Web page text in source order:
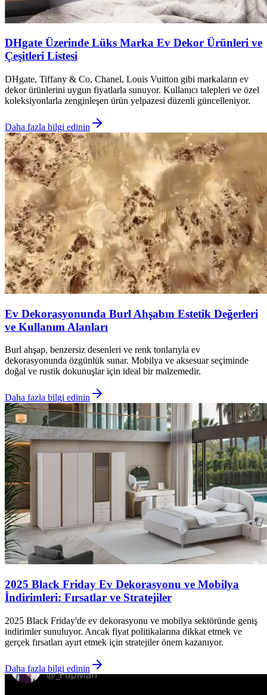
DHgate Üzerinde Lüks Marka Ev Dekor Ürünleri ve
Çeşitleri Listesi
DHgate, Tiffany & Co, Chanel, Louis Vuitton gibi markaların ev
dekor ürünlerini uygun fiyatlarla sunuyor. Kullanıcı talepleri ve özel
koleksiyonlarla zenginleşen ürün yelpazesi düzenli güncelleniyor.
Daha fazla bilgi edinin
Ev Dekorasyonunda Burl Ahşabın Estetik Değerleri
ve Kullanım Alanları
Burl ahşap, benzersiz desenleri ve renk tonlarıyla ev
dekorasyonunda özgünlük sunar. Mobilya ve aksesuar seçiminde
doğal ve rustik dokunuşlar için ideal bir malzemedir.
Daha fazla bilgi edinin
2025 Black Friday Ev Dekorasyonu ve Mobilya
İndirimleri: Fırsatlar ve Stratejiler
2025 Black Friday'de ev dekorasyonu ve mobilya sektöründe geniş
indirimler sunuluyor. Ancak fiyat politikalarına dikkat etmek ve
gerçek fırsatları ayırt etmek için stratejiler önem kazanıyor.
Daha fazla bilgi edinin